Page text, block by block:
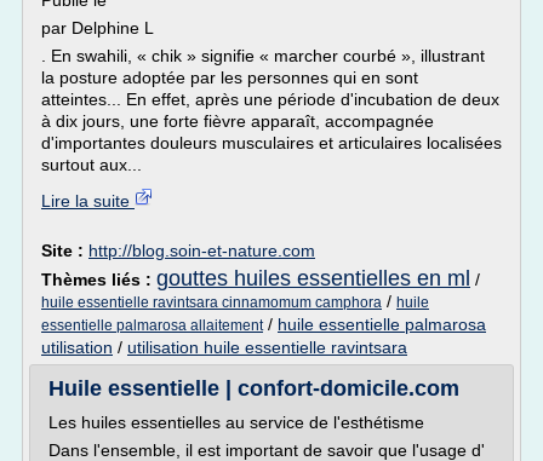
par Delphine L
. En swahili, « chik » signifie « marcher courbé », illustrant
la posture adoptée par les personnes qui en sont
atteintes... En effet, après une période d'incubation de deux
à dix jours, une forte fièvre apparaît, accompagnée
d'importantes douleurs musculaires et articulaires localisées
surtout aux...
Lire la suite
Site : http://blog.soin-et-nature.com
Thèmes liés : gouttes huiles essentielles en ml /
huile essentielle ravintsara cinnamomum camphora / huile
essentielle palmarosa allaitement/ huile essentielle palmarosa
utilisation / utilisation huile essentielle ravintsara
Huile essentielle | confort-domicile.com
Les huiles essentielles au service de l'esthétisme
Dans l'ensemble, il est important de savoir que l'usage d'